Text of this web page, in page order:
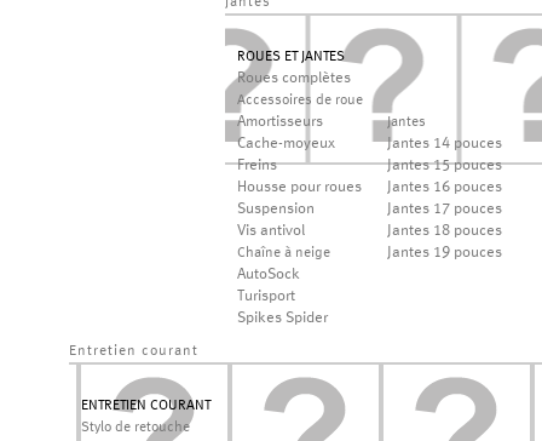
jantes
ROUES ET JANTES
Roues complètes
Accessoires de roue
Amortisseurs
Cache-moyeux
Freins
Housse pour roues
Suspension
Vis antivol
Chaîne à neige
AutoSock
Turisport
Spikes Spider
Jantes
Jantes 14 pouces
Jantes 15 pouces
Jantes 16 pouces
Jantes 17 pouces
Jantes 18 pouces
Jantes 19 pouces
Entretien courant
ENTRETIEN COURANT
Stylo de retouche